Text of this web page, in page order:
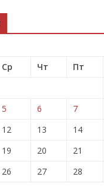
Ср Чт Пт
5 6 7
12 13 14
19 20 21
26 27 28